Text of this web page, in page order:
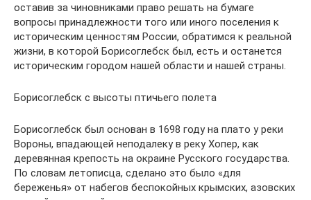
оставив за чиновниками право решать на бумаге
вопросы принадлежности того или иного поселения к
историческим ценностям России, обратимся к реальной
жизни, в которой Борисоглебск был, есть и останется
историческим городом нашей области и нашей страны.
Борисоглебск с высоты птичьего полета
Борисоглебск был основан в 1698 году на плато у реки
Вороны, впадающей неподалеку в реку Хопер, как
деревянная крепость на окраине Русского государства.
По словам летописца, сделано это было «для
береженья» от набегов беспокойных крымских, азовских